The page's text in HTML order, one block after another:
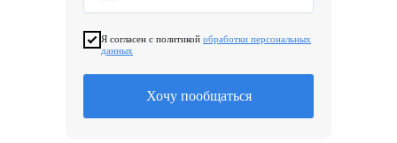
Я согласен с политикой обработки персональных
данных
Хочу пообщаться